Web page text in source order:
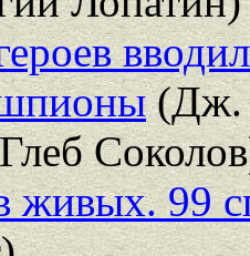
(Дж.
живых. 99